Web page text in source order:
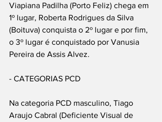
Viapiana Padilha (Porto Feliz) chega em
1º lugar, Roberta Rodrigues da Silva
(Boituva) conquista o 2º lugar e por fim,
o 3º lugar é conquistado por Vanusia
Pereira de Assis Alvez.
- CATEGORIAS PCD
Na categoria PCD masculino, Tiago
Araujo Cabral (Deficiente Visual de